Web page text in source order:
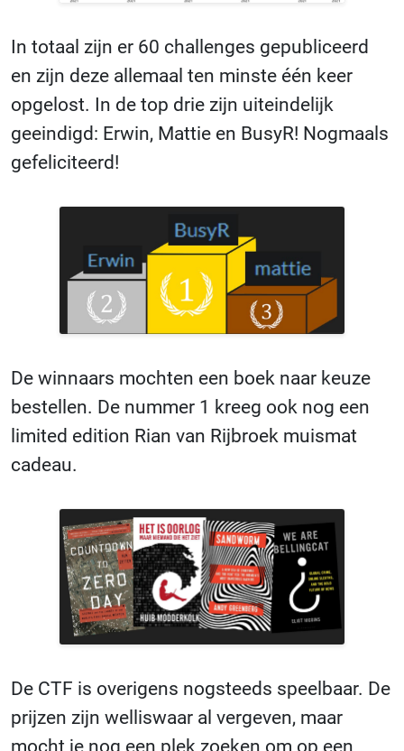
In totaal zijn er 60 challenges gepubliceerd
en zijn deze allemaal ten minste één keer
opgelost. In de top drie zijn uiteindelijk
geeindigd: Erwin, Mattie en BusyR! Nogmaals
gefeliciteerd!
De winnaars mochten een boek naar keuze
bestellen. De nummer 1 kreeg ook nog een
limited edition Rian van Rijbroek muismat
cadeau.
De CTF is overigens nogsteeds speelbaar. De
prijzen zijn welliswaar al vergeven, maar
mocht je nog een plek zoeken om op een